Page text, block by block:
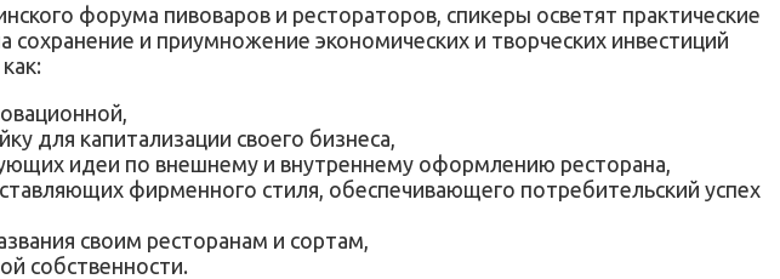
форума пивоваров и рестораторов, спикеры осветят практические
и приумножение экономических и творческих инвестиций
для капитализации своего бизнеса,
идеи по внешнему и внутреннему оформлению ресторана,
фирменного стиля, обеспечивающего потребительский успех
своим ресторанам и сортам,
собственности.